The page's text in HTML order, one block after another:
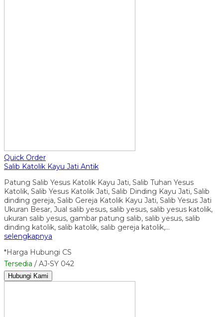
Quick Order
Salib Katolik Kayu Jati Antik
Patung Salib Yesus Katolik Kayu Jati, Salib Tuhan Yesus
Katolik, Salib Yesus Katolik Jati, Salib Dinding Kayu Jati, Salib
dinding gereja, Salib Gereja Katolik Kayu Jati, Salib Yesus Jati
Ukuran Besar, Jual salib yesus, salib yesus, salib yesus katolik,
ukuran salib yesus, gambar patung salib, salib yesus, salib
dinding katolik, salib katolik, salib gereja katolik,…
selengkapnya
*Harga Hubungi CS
Tersedia / AJ-SY 042
Hubungi Kami